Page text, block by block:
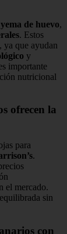
yema de huevo,
. Estos
ya que ayudan
y
importante
nutricional
ofrecen la
para
.
el mercado.
sin
con